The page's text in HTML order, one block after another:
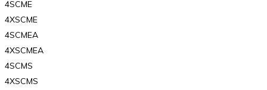
4SCME
4XSCME
4SCMEA
4XSCMEA
4SCMS
4XSCMS